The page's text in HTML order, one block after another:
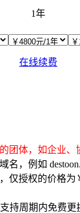
1年
在线续费
团体，如企业、
名，例如
仅授权的价格为
持周期内免费更